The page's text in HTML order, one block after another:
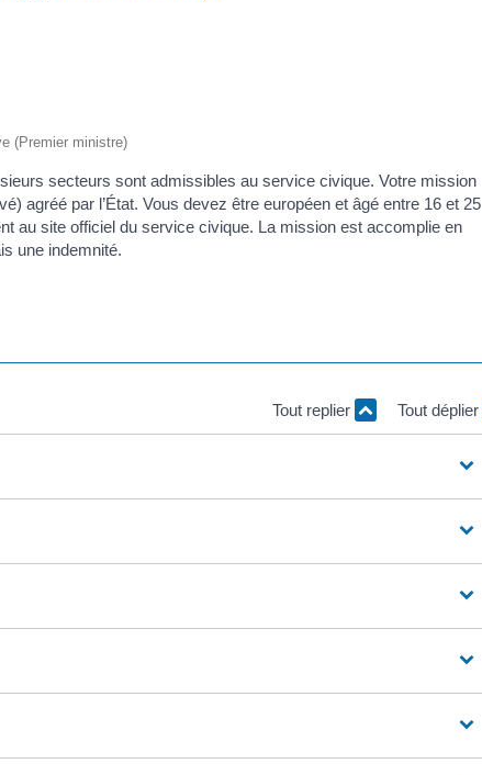
(Premier ministre)
secteurs sont admissibles au service civique. Votre mission
agréé par l’État. Vous devez être européen et âgé entre 16 et 25
au site officiel du service civique. La mission est accomplie en
une indemnité.
Tout replier Tout déplier